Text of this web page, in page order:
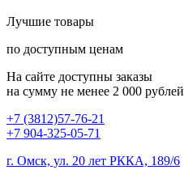
Лучшие товары
по доступным ценам
На сайте доступны заказы
на сумму не менее 2 000 рублей
+7 (3812)57-76-21
+7 904-325-05-71
г. Омск, ул. 20 лет РККА, 189/6